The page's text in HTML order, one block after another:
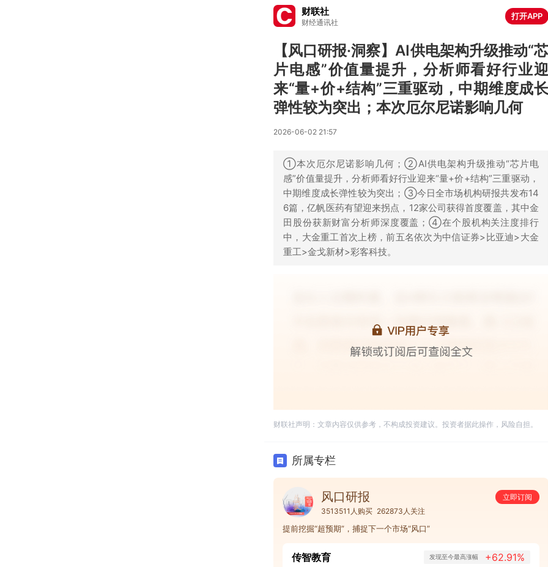
财联社
财经通讯社
打开APP
【风口研报·洞察】AI供电架构升级推动“芯
片电感”价值量提升，分析师看好行业迎
来“量+价+结构”三重驱动，中期维度成长
弹性较为突出；本次厄尔尼诺影响几何
2026-06-02 21:57
①本次厄尔尼诺影响几何；②AI供电架构升级推动“芯片电
感”价值量提升，分析师看好行业迎来“量+价+结构”三重驱动，
中期维度成长弹性较为突出；③今日全市场机构研报共发布14
6篇，亿帆医药有望迎来拐点，12家公司获得首度覆盖，其中金
田股份获新财富分析师深度覆盖；④在个股机构关注度排行
中，大金重工首次上榜，前五名依次为中信证券>比亚迪>大金
重工>金戈新材>彩客科技。
财联社声明：文章内容仅供参考，不构成投资建议。投资者据此操作，风险自担。
所属专栏
风口研报
立即订阅
3513511人购买 262873人关注
提前挖掘“超预期”，捕捉下一个市场“风口”
传智教育 发现至今最高涨幅 +62.91%